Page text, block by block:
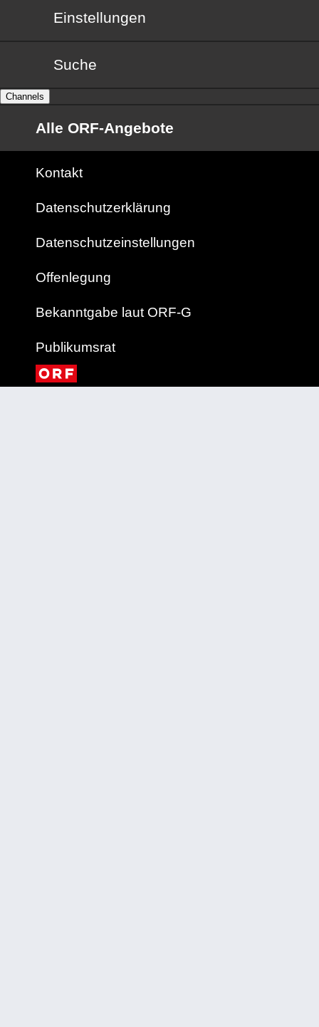
Einstellungen
Suche
Channels
Alle ORF-Angebote
Kontakt
Datenschutzerklärung
Datenschutzeinstellungen
Offenlegung
Bekanntgabe laut ORF-G
Publikumsrat